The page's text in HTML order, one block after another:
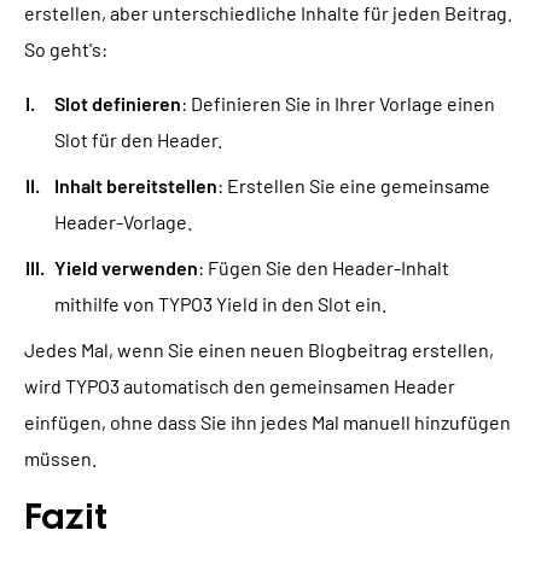
erstellen, aber unterschiedliche Inhalte für jeden Beitrag.
So geht's:
Slot definieren: Definieren Sie in Ihrer Vorlage einen
Slot für den Header.
Inhalt bereitstellen: Erstellen Sie eine gemeinsame
Header-Vorlage.
Yield verwenden: Fügen Sie den Header-Inhalt
mithilfe von TYPO3 Yield in den Slot ein.
Jedes Mal, wenn Sie einen neuen Blogbeitrag erstellen,
wird TYPO3 automatisch den gemeinsamen Header
einfügen, ohne dass Sie ihn jedes Mal manuell hinzufügen
müssen.
Fazit